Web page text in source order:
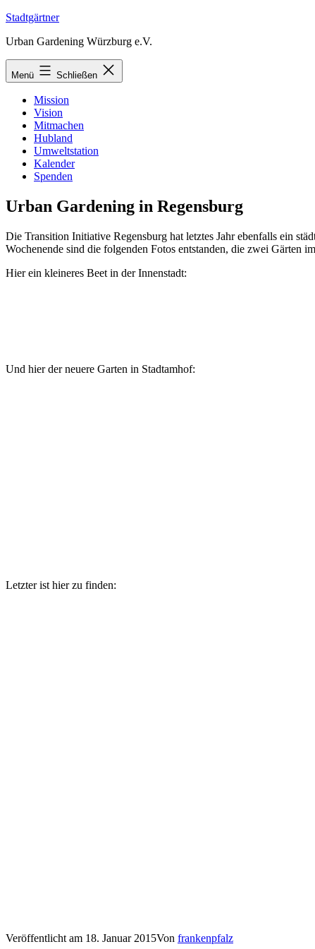
Zum
springen
Stadtgärtner
Urban Gardening Würzburg e.V.
Menü Schließen
Mission
Vision
Mitmachen
Hubland
Umweltstation
Kalender
Spenden
Urban Gardening in Regensburg
Die Transition Initiative Regensburg hat letztes Jahr ebenfalls ein
Wochenende sind die folgenden Fotos entstanden, die zwei Gärten
Hier ein kleineres Beet in der Innenstadt:
Und hier der neuere Garten in Stadtamhof:
Letzter ist hier zu finden:
Veröffentlicht am 18. Januar 2015Von frankenpfalz